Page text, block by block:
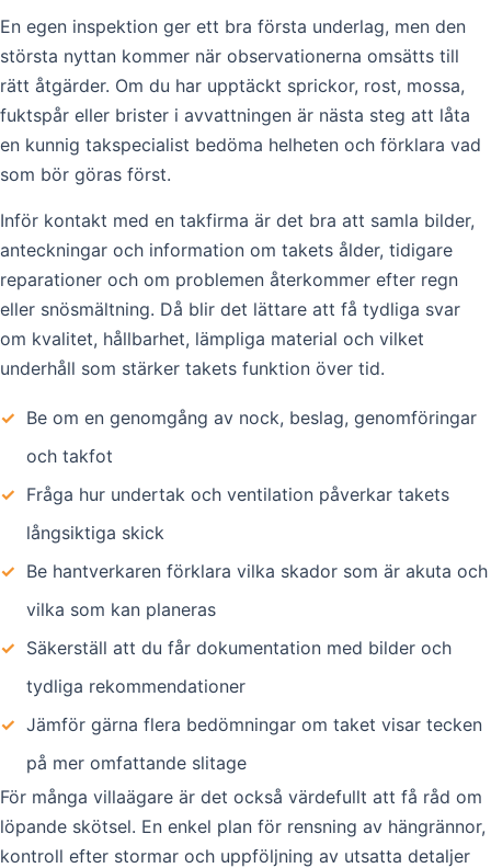
En egen inspektion ger ett bra första underlag, men den
största nyttan kommer när observationerna omsätts till
rätt åtgärder. Om du har upptäckt sprickor, rost, mossa,
fuktspår eller brister i avvattningen är nästa steg att låta
en kunnig takspecialist bedöma helheten och förklara vad
som bör göras först.
Inför kontakt med en takfirma är det bra att samla bilder,
anteckningar och information om takets ålder, tidigare
reparationer och om problemen återkommer efter regn
eller snösmältning. Då blir det lättare att få tydliga svar
om kvalitet, hållbarhet, lämpliga material och vilket
underhåll som stärker takets funktion över tid.
✓ Be om en genomgång av nock, beslag, genomföringar
och takfot
✓ Fråga hur undertak och ventilation påverkar takets
långsiktiga skick
✓ Be hantverkaren förklara vilka skador som är akuta och
vilka som kan planeras
✓ Säkerställ att du får dokumentation med bilder och
tydliga rekommendationer
✓ Jämför gärna flera bedömningar om taket visar tecken
på mer omfattande slitage
För många villaägare är det också värdefullt att få råd om
löpande skötsel. En enkel plan för rensning av hängrännor,
kontroll efter stormar och uppföljning av utsatta detaljer